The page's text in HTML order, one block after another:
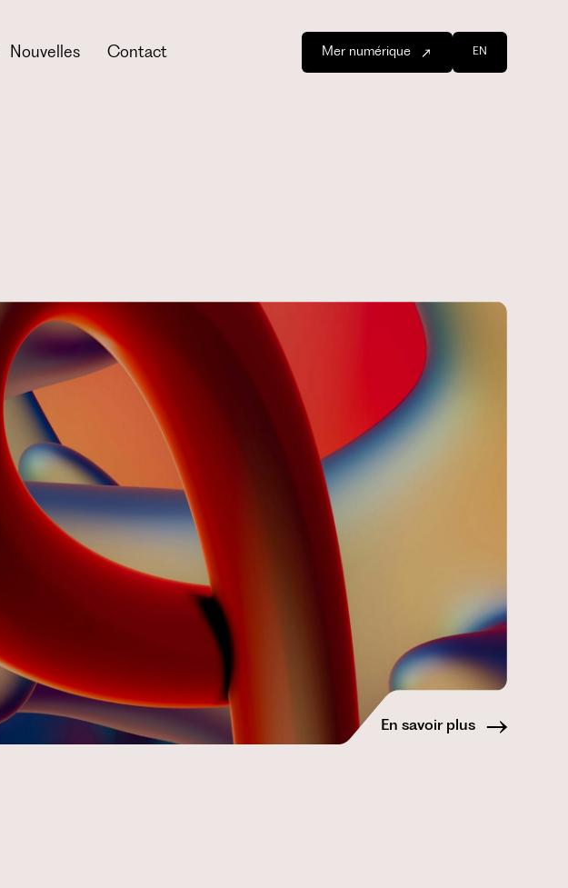
Nouvelles Contact Mer numérique EN
En savoir plus